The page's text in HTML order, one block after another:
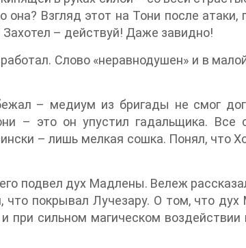
Взгляд этот на Тони после атаки,
Захотел – действуй! Даже завидно!
Слово «неравнодушен» и в
– медиум из бригады не смог
– это он упустил гадальщика. Все
– лишь мелкая сошка. Понял, что
подвел дух Мадлены. Вележ
что покрывал Лучезару. О том, что
при сильном магическом воздействии